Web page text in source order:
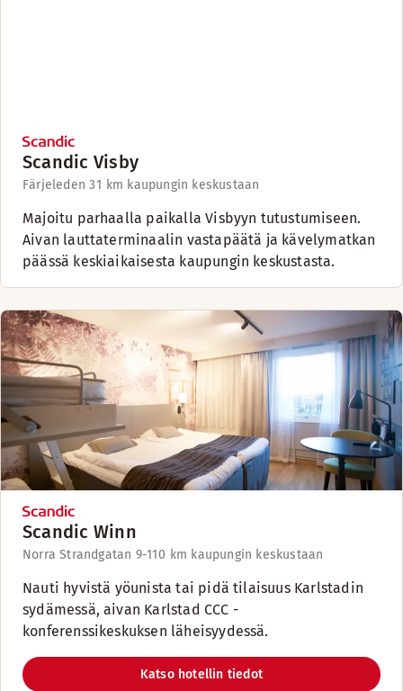
Scandic Visby
Färjeleden 31 km kaupungin keskustaan
Majoitu parhaalla paikalla Visbyyn tutustumiseen.
Aivan lauttaterminaalin vastapäätä ja kävelymatkan
päässä keskiaikaisesta kaupungin keskustasta.
Scandic Winn
Norra Strandgatan 9-110 km kaupungin keskustaan
Nauti hyvistä yöunista tai pidä tilaisuus Karlstadin
sydämessä, aivan Karlstad CCC -
konferenssikeskuksen läheisyydessä.
Katso hotellin tiedot